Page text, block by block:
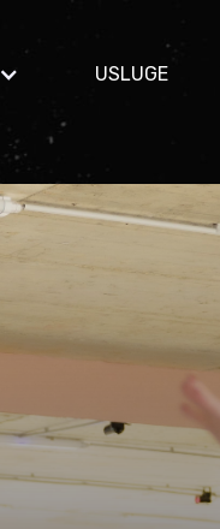
USLUGE